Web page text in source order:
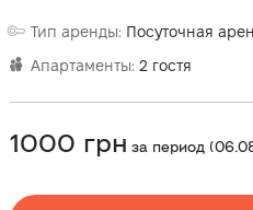
Тип аренды: Посуточная
Апартаменты: 2 гостя
1000 грн за период (